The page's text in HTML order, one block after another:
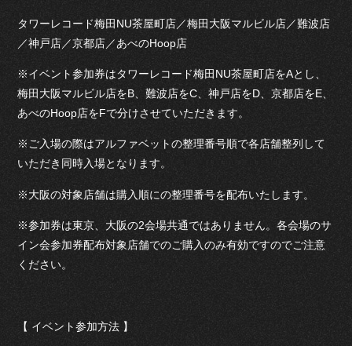
タワーレコード梅田NU茶屋町店／梅田大阪マルビル店／難波店
／神戸店／京都店／あべのHoop店
※イベント参加券はタワーレコード梅田NU茶屋町店をAとし、
梅田大阪マルビル店をB、難波店をC、神戸店をD、京都店をE、
あべのHoop店をFで分けさせていただきます。
※ご入場の際はアルファベットの整理番号順で各店舗整列して
いただき同時入場となります。
※大阪の対象店舗は購入順にの整理番号を配布いたします。
※参加券は東京、大阪の2会場共通ではありません。各会場のサ
イン会参加券配布対象店舗でのご購入のみ有効ですのでご注意
ください。
【 イベント参加方法 】